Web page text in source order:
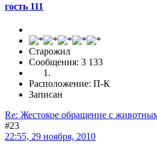
гость 111
Старожил
Сообщения: 3 133
Расположение: П-К
Записан
Re: Жестокое обращение с
#23
22:55, 29 ноября, 2010